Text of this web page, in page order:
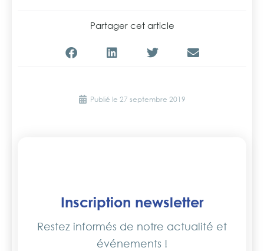
Partager cet article
Publié le 27 septembre 2019
Inscription newsletter
Restez informés de notre actualité et
événements !